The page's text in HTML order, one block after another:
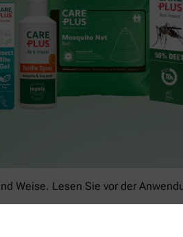
Weise. Lesen Sie vor der